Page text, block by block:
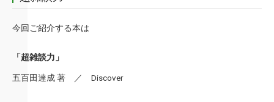
今回ご紹介する本は
「超雑談力」
五百田達成 著 ／ Discover